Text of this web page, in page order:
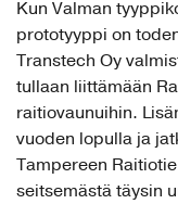
Kun Valman
prototyyppi on
Transtech Oy
tullaan liittämään
raitiovaunuihin.
vuoden lopulla ja
Tampereen
seitsemästä täysin